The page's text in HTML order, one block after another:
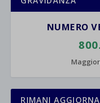
NUMERO
RIMANI